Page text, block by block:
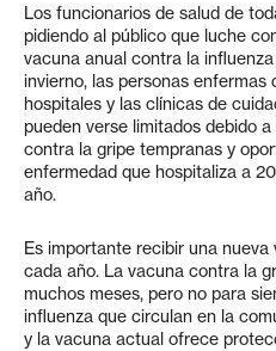
Los funcionarios de salud de
pidiendo al público que luche
vacuna anual contra la
invierno, las personas enfermas
hospitales y las clínicas de
pueden verse limitados debido
contra la gripe tempranas y
enfermedad que hospitaliza a
año.
Es importante recibir una
cada año. La vacuna contra la
muchos meses, pero no para
influenza que circulan en la
y la vacuna actual ofrece